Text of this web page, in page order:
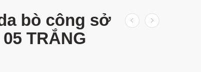
bò công sở
TRẮNG